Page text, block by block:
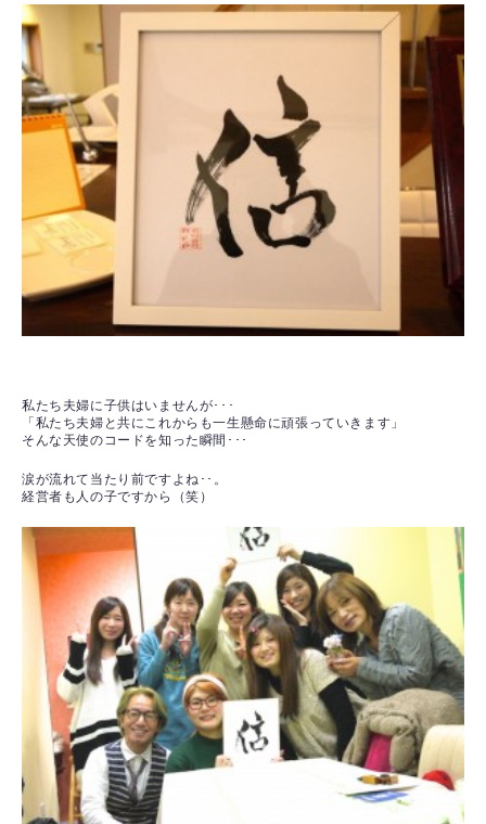
私たち夫婦に子供はいませんが･･･
「私たち夫婦と共にこれからも一生懸命に頑張っていきます」
そんな天使のコードを知った瞬間･･･
涙が流れて当たり前ですよね･･。
経営者も人の子ですから（笑）